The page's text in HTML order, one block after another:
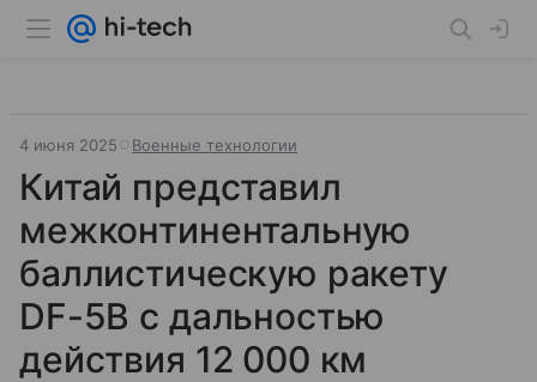
4 июня 2025 Военные технологии
Китай представил
межконтинентальную
баллистическую ракету
DF-5B с дальностью
действия 12 000 км